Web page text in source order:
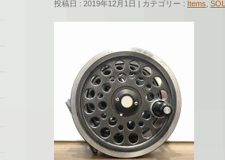
投稿日 : 2019年12月1日 | カテゴリー : Items